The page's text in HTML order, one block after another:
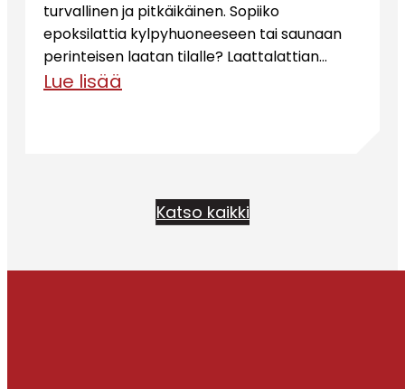
turvallinen ja pitkäikäinen. Sopiiko
epoksilattia kylpyhuoneeseen tai saunaan
perinteisen laatan tilalle? Laattalattian…
Lue lisää
Katso kaikki